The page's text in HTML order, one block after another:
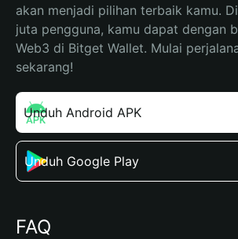
akan menjadi pilihan terbaik kamu.
juta pengguna, kamu dapat dengan
Web3 di Bitget Wallet. Mulai
sekarang!
Unduh Android APK
Unduh Google Play
FAQ